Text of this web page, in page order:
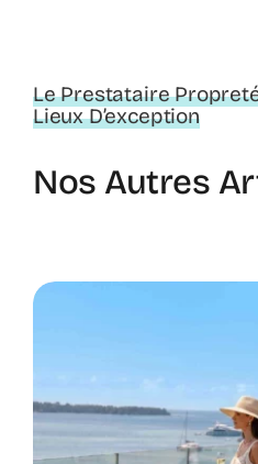
Le Prestataire
Lieux D’exception
Nos Autres